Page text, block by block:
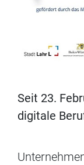
Seit 23.
digitale